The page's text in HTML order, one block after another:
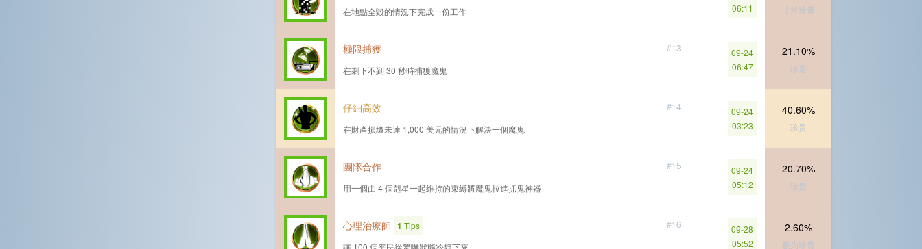
在地點全毀的情況下完成一份工作
06:11
非常珍贵
#13
極限捕獲
在剩下不到 30 秒時捕獲魔鬼
09-24
06:47
21.10%
珍贵
#14
仔細高效
在財產損壞未達 1,000 美元的情況下解決一個魔鬼
09-24
03:23
40.60%
珍贵
#15
團隊合作
用一個由 4 個剋星一起維持的束縛將魔鬼拉進抓鬼神器
09-24
05:12
20.70%
珍贵
#16
心理治療師 1 Tips
讓 100 個平民從驚嚇狀態冷靜下來
09-28
05:52
2.60%
极为珍贵